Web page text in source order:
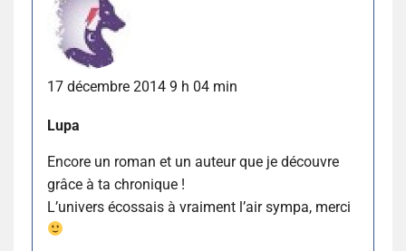
17 décembre 2014 9 h 04 min
Lupa
Encore un roman et un auteur que je découvre
grâce à ta chronique !
L’univers écossais à vraiment l’air sympa, merci